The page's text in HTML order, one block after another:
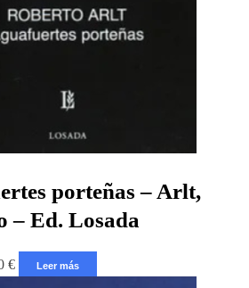
porteñas – Arlt,
– Ed. Losada
€ Leer más